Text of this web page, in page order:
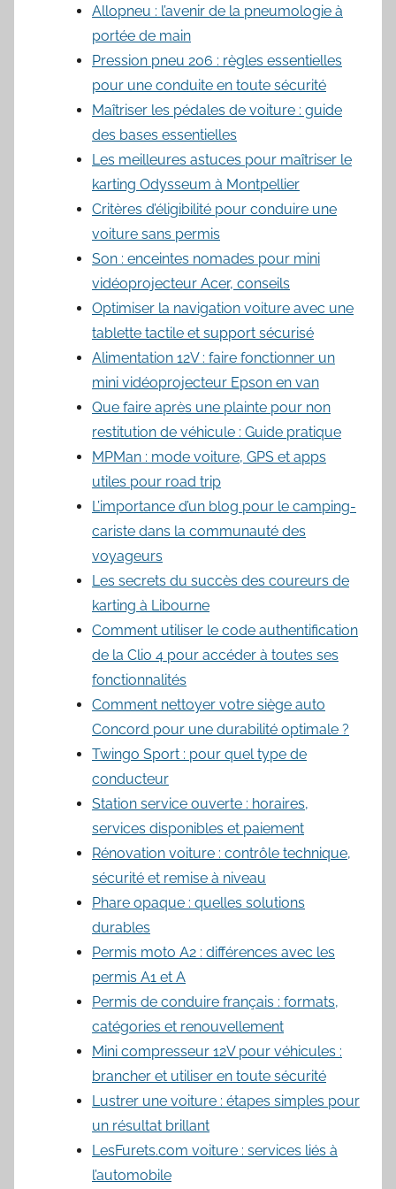
Allopneu : l’avenir de la pneumologie à
portée de main
Pression pneu 206 : règles essentielles
pour une conduite en toute sécurité
Maîtriser les pédales de voiture : guide
des bases essentielles
Les meilleures astuces pour maîtriser le
karting Odysseum à Montpellier
Critères d’éligibilité pour conduire une
voiture sans permis
Son : enceintes nomades pour mini
vidéoprojecteur Acer, conseils
Optimiser la navigation voiture avec une
tablette tactile et support sécurisé
Alimentation 12V : faire fonctionner un
mini vidéoprojecteur Epson en van
Que faire après une plainte pour non
restitution de véhicule : Guide pratique
MPMan : mode voiture, GPS et apps
utiles pour road trip
L’importance d’un blog pour le camping-
cariste dans la communauté des
voyageurs
Les secrets du succès des coureurs de
karting à Libourne
Comment utiliser le code authentification
de la Clio 4 pour accéder à toutes ses
fonctionnalités
Comment nettoyer votre siège auto
Concord pour une durabilité optimale ?
Twingo Sport : pour quel type de
conducteur
Station service ouverte : horaires,
services disponibles et paiement
Rénovation voiture : contrôle technique,
sécurité et remise à niveau
Phare opaque : quelles solutions
durables
Permis moto A2 : différences avec les
permis A1 et A
Permis de conduire français : formats,
catégories et renouvellement
Mini compresseur 12V pour véhicules :
brancher et utiliser en toute sécurité
Lustrer une voiture : étapes simples pour
un résultat brillant
LesFurets.com voiture : services liés à
l’automobile